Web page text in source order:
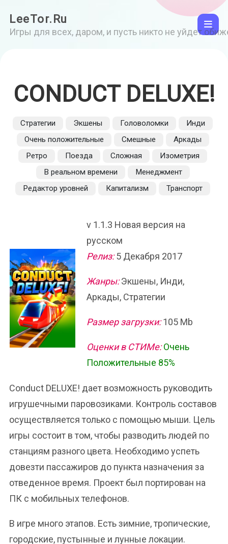
LeeTor.Ru
Игры для всех, даром, и пусть никто не уйдет
CONDUCT DELUXE!
Стратегии Экшены Головоломки
Инди
Очень положительные
Смешные
Аркады
Ретро
Поезда Сложная
Изометрия
В реальном времени
Менеджмент
Редактор уровней
Капитализм Транспорт
v 1.1.3 Новая версия на
русском
Релиз:5 Декабря 2017
Жанры:Экшены, Инди,
Аркады, Стратегии
Размер загрузки:105 Mb
Оценки в СТИМе: Очень
Положительные 85%
Conduct DELUXE! дает возможность руководить
игрушечными паровозиками. Контроль составов
осуществляется только с помощью мыши. Цель
игры состоит в том, чтобы разводить людей по
станциям разного цвета. Необходимо успеть
довезти пассажиров до пункта назначения за
отведенное время. Проект был портирован на
ПК с мобильных телефонов.
В игре много этапов. Есть зимние, тропические,
городские, пустынные и лунные локации.